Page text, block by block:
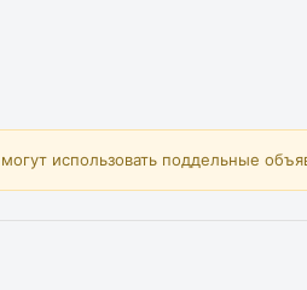
использовать поддельные